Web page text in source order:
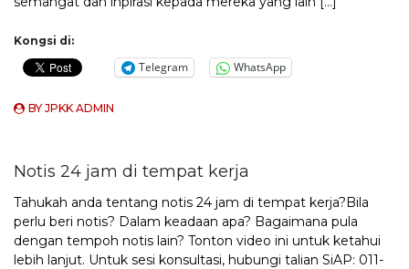
Kongsi di:
Telegram WhatsApp
BYJPKK ADMIN
Notis 24 jam di tempat kerja
Tahukah anda tentang notis 24 jam di tempat kerja?Bila
perlu beri notis? Dalam keadaan apa? Bagaimana pula
dengan tempoh notis lain? Tonton video ini untuk ketahui
lebih lanjut. Untuk sesi konsultasi, hubungi talian SiAP: 011-